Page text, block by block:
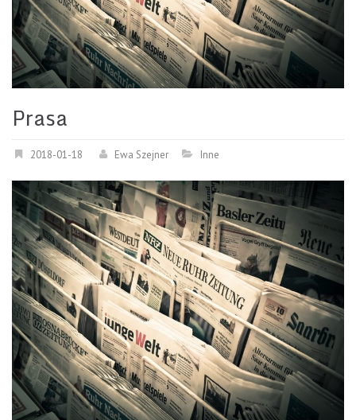
Prasa
2018-01-18 Ewa Szejner Inne